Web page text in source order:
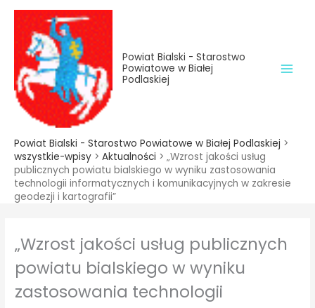
treści
Przejdź
treści
Powiat Bialski - Starostwo
Powiatowe w Białej
Podlaskiej
Powiat Bialski - Starostwo Powiatowe w Białej Podlaskiej >
wszystkie-wpisy > Aktualności > „Wzrost jakości usług
publicznych powiatu bialskiego w wyniku zastosowania
technologii informatycznych i komunikacyjnych w zakresie
geodezji i kartografii”
„Wzrost jakości usług publicznych
powiatu bialskiego w wyniku
zastosowania technologii